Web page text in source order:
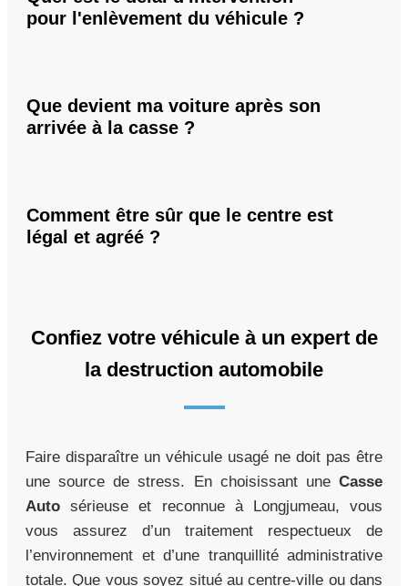
pour l'enlèvement du véhicule ?
Que devient ma voiture après son
arrivée à la casse ?
Comment être sûr que le centre est
légal et agréé ?
Confiez votre véhicule à un expert de
la destruction automobile
Faire disparaître un véhicule usagé ne doit pas être
une source de stress. En choisissant une Casse
Auto sérieuse et reconnue à Longjumeau, vous
vous assurez d’un traitement respectueux de
l’environnement et d’une tranquillité administrative
totale. Que vous soyez situé au centre-ville ou dans